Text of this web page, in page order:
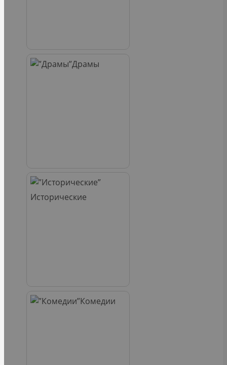
Драмы
Исторические
Комедии